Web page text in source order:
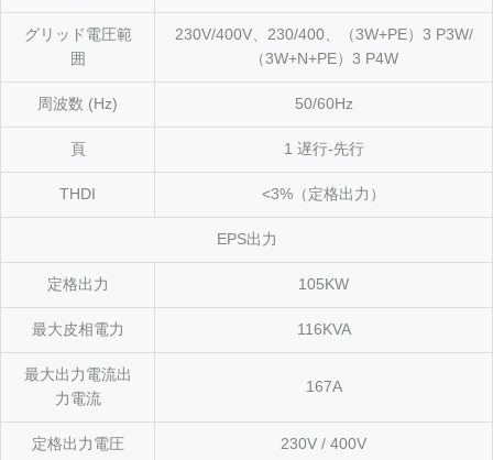
グリッド電圧範
囲
230V/400V、230/400、（3W+PE）3 P3W/
（3W+N+PE）3 P4W
周波数 (Hz) 50/60Hz
頁 1 遅行-先行
THDI <3%（定格出力）
EPS出力
定格出力 105KW
最大皮相電力 116KVA
最大出力電流出
力電流
167A
定格出力電圧 230V / 400V